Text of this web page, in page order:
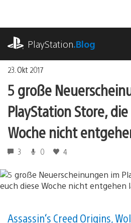
springen
PlayStation.Blog
23. Okt 2017
5 große
PlayStation Store,
Woche nicht
3 0 4
Assassin‘s Creed Origins,